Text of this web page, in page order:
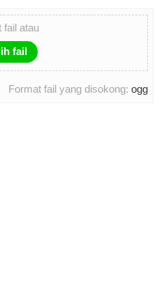
fail atau
fail
Format fail yang disokong: ogg